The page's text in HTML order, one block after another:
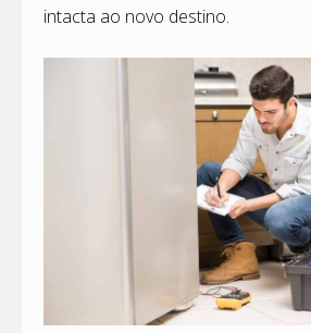
intacta ao novo destino.